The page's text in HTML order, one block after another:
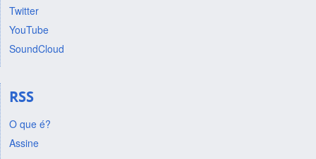
Twitter
YouTube
SoundCloud
RSS
O que é?
Assine